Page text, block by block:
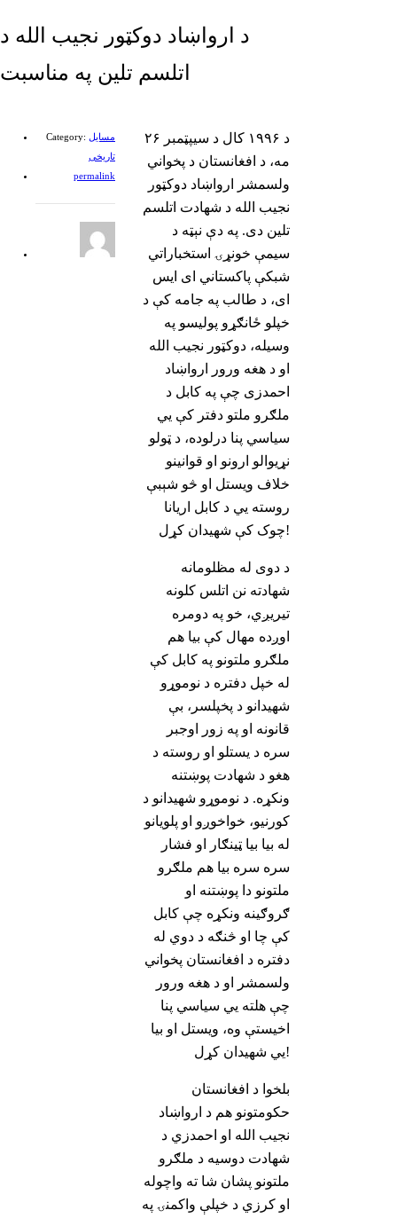
د ارواښاد دوکټور نجیب الله د
اتلسم تلین په مناسبت
Category: مسایل
تاریخی
permalink
د ۱۹۹۶ کال د سیپټمبر ۲۶
مه، د افغانستان د پخواني
ولسمشر ارواښاد دوکټور
نجیب الله د شهادت اتلسم
تلین دی. په دې نېټه د
سیمې خونړۍ استخباراتي
شبکې پاکستاني ای ایس
ای، د طالب په جامه کې د
خپلو ځانګړو پولیسو په
وسیله، دوکټور نجیب الله
او د هغه ورور ارواښاد
احمدزی چې په کابل د
ملګرو ملتو دفتر کې يي
سیاسي پنا درلوده، د ټولو
نړیوالو ارونو او قوانینو
خلاف ویستل او څو شېبې
روسته يي د کابل اریانا
چوک کې شهیدان کړل!
د دوی له مظلومانه
شهادته نن اتلس کلونه
تیریږي، خو په دومره
اوږده مهال کې بیا هم
ملګرو ملتونو په کابل کې
له خپل دفتره د نوموړو
شهیدانو د پخپلسر، بې
قانونه او په زور اوجبر
سره د یستلو او روسته د
هغو د شهادت پوښتنه
ونکړه. د نوموړو شهیدانو د
کورنیو، خواخوږو او پلویانو
له بیا بیا ټینګار او فشار
سره سره بیا هم ملګرو
ملتونو دا پوښتنه او
ګروګینه ونکړه چې کابل
کې چا او څنګه د دوي له
دفتره د افغانستان پخواني
ولسمشر او د هغه ورور
چې هلته يي سیاسي پنا
اخیستې وه، ویستل او بیا
يي شهیدان کړل!
بلخوا د افغانستان
حکومتونو هم د ارواښاد
نجیب الله او احمدزي د
شهادت دوسیه د ملګرو
ملتونو پشان شا ته واچوله
او کرزي د خپلې واکمنۍ په